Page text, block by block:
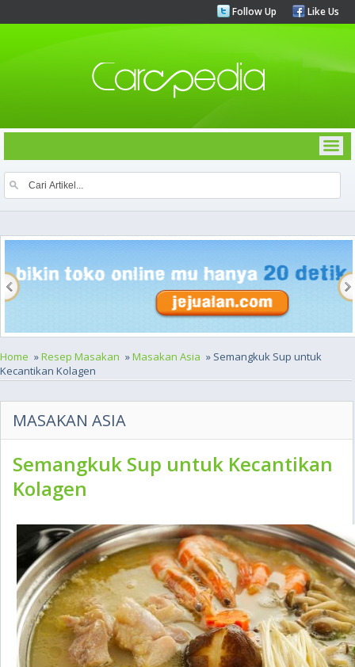
Follow Up Like Us
Home »Resep Masakan »Masakan Asia » Semangkuk Sup untuk
Kecantikan Kolagen
MASAKAN ASIA
Semangkuk Sup untuk Kecantikan
Kolagen